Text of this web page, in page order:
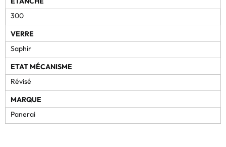
300
VERRE
Saphir
ETAT MÉCANISME
Révisé
MARQUE
Panerai